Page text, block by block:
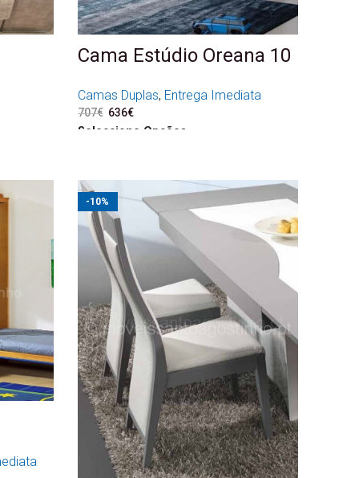
Cama Estúdio Oreana 10
Camas Duplas, Entrega Imediata
707€ O preço original era: 707€.
636€O preço atual é: 636€.
Seleccione Opções
-10%